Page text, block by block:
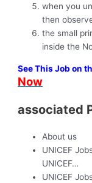
when you
then
the small
inside the
See This Job on
Now
associated
About us
UNICEF
UNICEF…
UNICEF